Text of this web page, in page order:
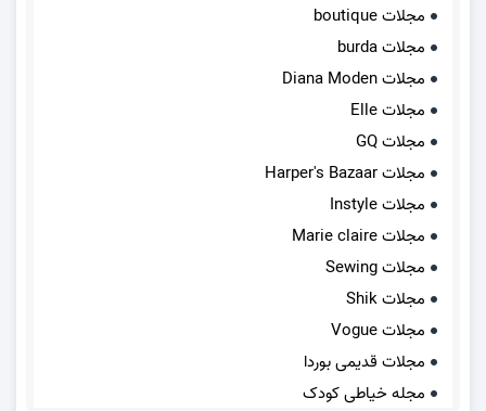
مجلات boutique
مجلات burda
مجلات Diana Moden
مجلات Elle
مجلات GQ
مجلات Harper's Bazaar
مجلات Instyle
مجلات Marie claire
مجلات Sewing
مجلات Shik
مجلات Vogue
مجلات قدیمی بوردا
مجله خیاطی کودک